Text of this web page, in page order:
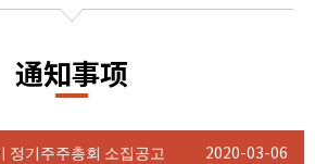
通知事项
정기주주총회 소집공고 2020-03-06